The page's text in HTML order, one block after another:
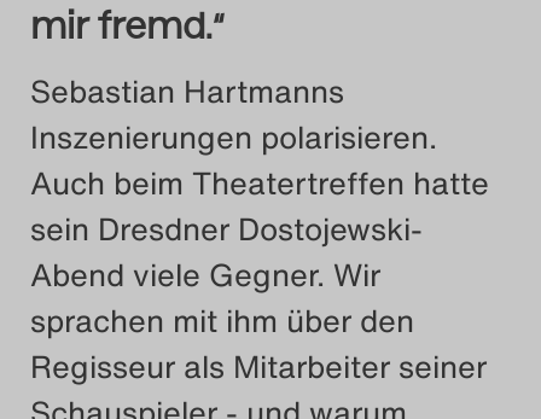
Das Theatertreffen-Blog
2018
Das Theatertreffen-Blog
2018 Alumni
Das Theatertreffen-Blog
2019
Das Theatertreffen-Blog
mir fremd.“
Sebastian Hartmanns
Inszenierungen polarisieren.
Auch beim Theatertreffen hatte
sein Dresdner Dostojewski-
Abend viele Gegner. Wir
sprachen mit ihm über den
Regisseur als Mitarbeiter seiner